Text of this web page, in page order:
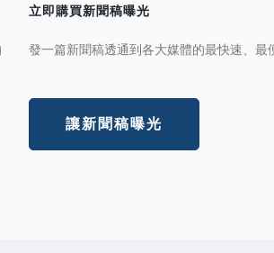
立即購買新聞稿曝光
發一篇新聞稿透通到各大媒體的最快速、最
讓新聞稿曝光